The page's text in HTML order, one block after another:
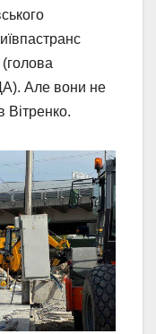
Але вони не
Вітренко.